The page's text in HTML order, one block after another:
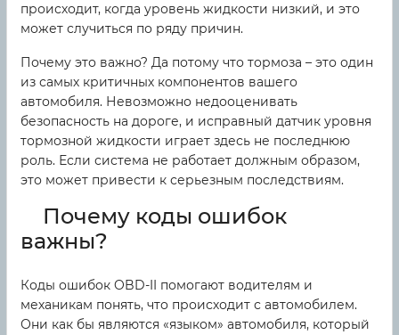
происходит, когда уровень жидкости низкий, и это
может случиться по ряду причин.
Почему это важно? Да потому что тормоза – это один
из самых критичных компонентов вашего
автомобиля. Невозможно недооценивать
безопасность на дороге, и исправный датчик уровня
тормозной жидкости играет здесь не последнюю
роль. Если система не работает должным образом,
это может привести к серьезным последствиям.
Почему коды ошибок
важны?
Коды ошибок OBD-II помогают водителям и
механикам понять, что происходит с автомобилем.
Они как бы являются «языком» автомобиля, который